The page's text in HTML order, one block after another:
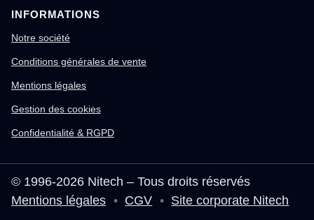
INFORMATIONS
Notre société
Conditions générales de vente
Mentions légales
Gestion des cookies
Confidentialité & RGPD
© 1996-2026 Nitech – Tous droits réservés
Mentions légales • CGV • Site corporate Nitech